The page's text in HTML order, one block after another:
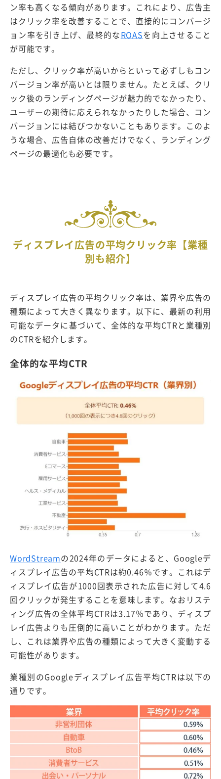
ン率も高くなる傾向があります。これにより、広告主
はクリック率を改善することで、直接的にコンバージ
ョン率を引き上げ、最終的なROASを向上させること
が可能です。
ただし、クリック率が高いからといって必ずしもコン
バージョン率が高いとは限りません。たとえば、クリ
ック後のランディングページが魅力的でなかったり、
ユーザーの期待に応えられなかったりした場合、コン
バージョンには結びつかないこともあります。このよ
うな場合、広告自体の改善だけでなく、ランディング
ページの最適化も必要です。
ディスプレイ広告の平均クリック率【業種
別も紹介】
ディスプレイ広告の平均クリック率は、業界や広告の
種類によって大きく異なります。以下に、最新の利用
可能なデータに基づいて、全体的な平均CTRと業種別
のCTRを紹介します。
全体的な平均CTR
WordStreamの2024年のデータによると、Googleデ
ィスプレイ広告の平均CTRは約0.46％です。これはデ
ィスプレイ広告が1000回表示された広告に対して4.6
回クリックが発生することを意味します。なおリステ
ィング広告の全体平均CTRは3.17％であり、ディスプ
レイ広告よりも圧倒的に高いことがわかります。ただ
し、これは業界や広告の種類によって大きく変動する
可能性があります。
業種別のGoogleディスプレイ広告平均CTRは以下の
通りです。